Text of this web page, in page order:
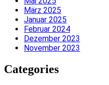
März 2025
Januar 2025
Februar 2024
Dezember 2023
November 2023
Categories